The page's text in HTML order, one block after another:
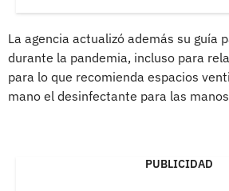
La agencia actualizó además su guía
durante la pandemia, incluso para
para lo que recomienda espacios
mano el desinfectante para las
PUBLICIDAD